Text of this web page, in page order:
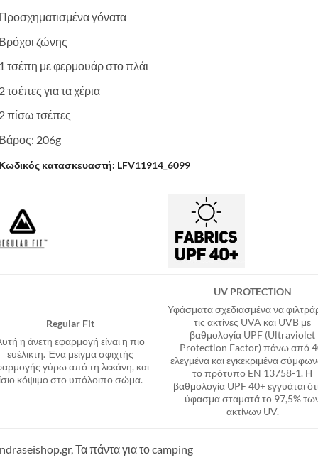
Προσχηματισμένα γόνατα
Βρόχοι ζώνης
1 τσέπη με φερμουάρ στο πλάι
2 τσέπες για τα χέρια
2 πίσω τσέπες
Βάρος: 206g
Κωδικός κατασκευαστή: LFV11914_6099
Regular Fit
η άνετη εφαρμογή είναι η πιο
ευέλικτη. Ένα μείγμα σφιχτής
γύρω από τη λεκάνη, και
ίσιο κόψιμο στο υπόλοιπο σώμα.
UV PROTECTION
Υφάσματα σχεδιασμένα να
τις ακτίνες UVA και UVB με
βαθμολογία UPF (Ultraviolet
Protection Factor) πάνω από
ελεγμένα και εγκεκριμένα
το πρότυπο EN 13758-1. Η
βαθμολογία UPF 40+ εγγυάται
ύφασμα σταματά το 97,5%
ακτίνων UV.
Τα πάντα για το camping